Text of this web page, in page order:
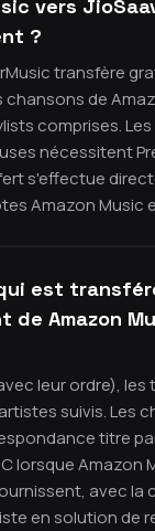
vers
?
transfère
chansons de
comprises.
nécessitent
s'effectue
Amazon Music
est
de Amazon
leur ordre), les
suivis. Les
titre
lorsque Amazon
avec la
en solution de